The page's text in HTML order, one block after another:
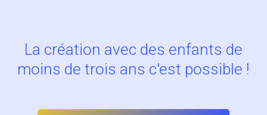
La création avec des enfants de
moins de trois ans c'est possible !